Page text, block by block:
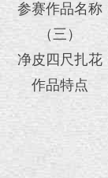
参赛作品名称
（三）
净皮四尺扎花
作品特点